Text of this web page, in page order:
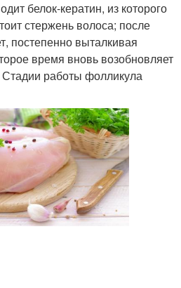
белок-кератин, из которого
стержень волоса; после
постепенно выталкивая
время вновь возобновляет
Стадии работы фолликула